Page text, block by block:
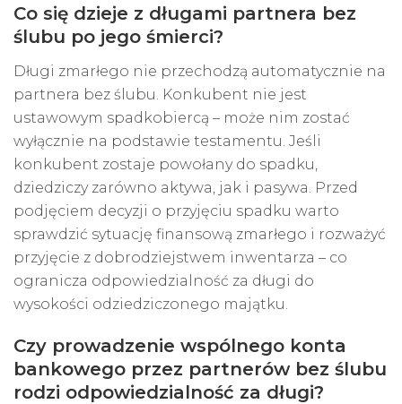
Co się dzieje z długami partnera bez
ślubu po jego śmierci?
Długi zmarłego nie przechodzą automatycznie na
partnera bez ślubu. Konkubent nie jest
ustawowym spadkobiercą – może nim zostać
wyłącznie na podstawie testamentu. Jeśli
konkubent zostaje powołany do spadku,
dziedziczy zarówno aktywa, jak i pasywa. Przed
podjęciem decyzji o przyjęciu spadku warto
sprawdzić sytuację finansową zmarłego i rozważyć
przyjęcie z dobrodziejstwem inwentarza – co
ogranicza odpowiedzialność za długi do
wysokości odziedziczonego majątku.
Czy prowadzenie wspólnego konta
bankowego przez partnerów bez ślubu
rodzi odpowiedzialność za długi?